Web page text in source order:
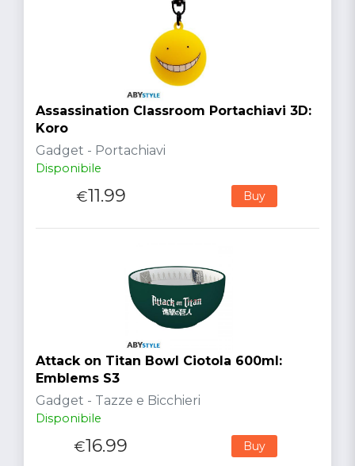
Assassination Classroom Portachiavi 3D:
Koro
Gadget - Portachiavi
Disponibile
€11.99 Buy
Attack on Titan Bowl Ciotola 600ml:
Emblems S3
Gadget - Tazze e Bicchieri
Disponibile
€16.99 Buy